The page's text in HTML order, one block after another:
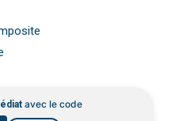
avec le code